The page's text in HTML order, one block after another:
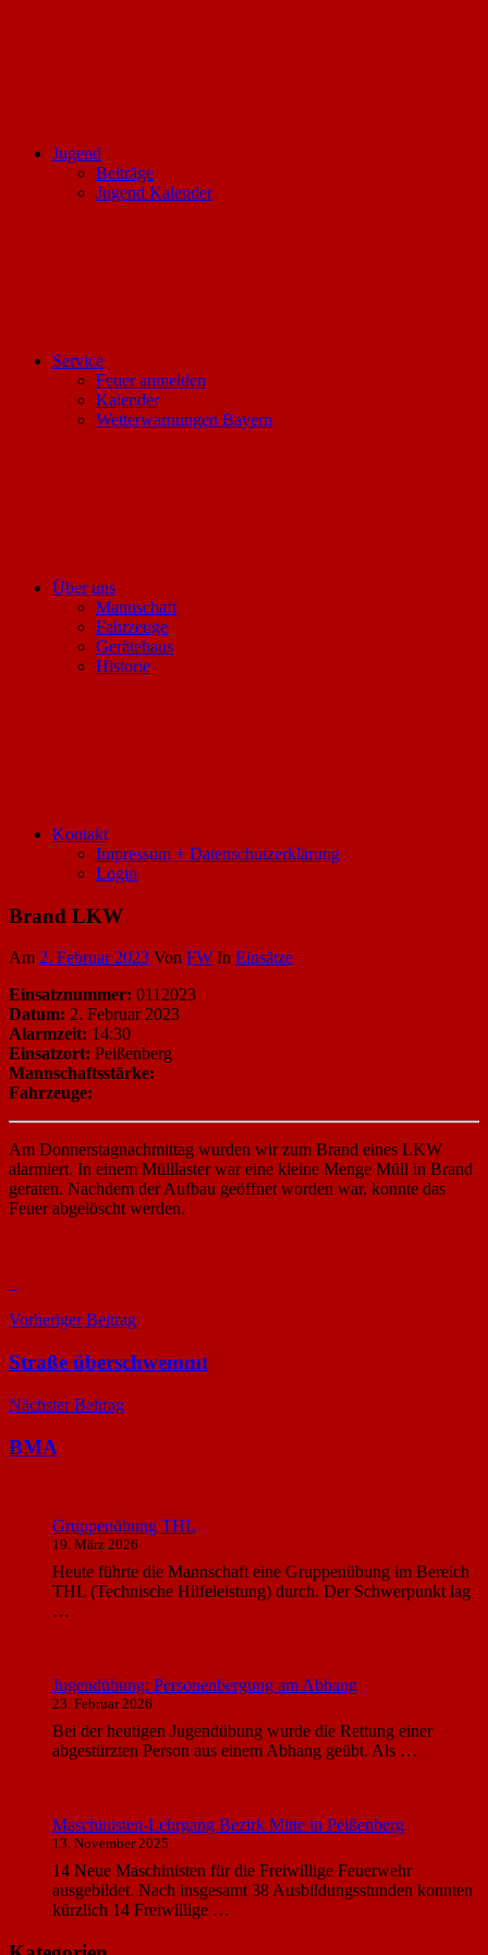
Jugend
Beiträge
Jugend Kalender
Service
Feuer anmelden
Kalender
Wetterwarnungen Bayern
Über uns
Mannschaft
Fahrzeuge
Gerätehaus
Historie
Kontakt
Impressum + Datenschutzerklärung
Login
Brand LKW
Am 2. Februar 2023 Von FW In Einsätze
Einsatznummer: 0112023
Datum: 2. Februar 2023
Alarmzeit: 14:30
Einsatzort: Peißenberg
Mannschaftsstärke:
Fahrzeuge:
Am Donnerstagnachmittag wurden wir zum Brand eines LKW
alarmiert. In einem Mülllaster war eine kleine Menge Müll in Brand
geraten. Nachdem der Aufbau geöffnet worden war, konnte das
Feuer abgelöscht werden.
Beitragsnavigation
Vorheriger Beitrag
Straße überschwemmt
Nächster Beitrag
BMA
Gruppenübung THL
19. März 2026
Heute führte die Mannschaft eine Gruppenübung im Bereich
THL (Technische Hilfeleistung) durch. Der Schwerpunkt lag
…
Jugendübung: Personenbergung am Abhang
23. Februar 2026
Bei der heutigen Jugendübung wurde die Rettung einer
abgestürzten Person aus einem Abhang geübt. Als …
Maschinisten-Lehrgang Bezirk Mitte in Peißenberg
13. November 2025
14 Neue Maschinisten für die Freiwillige Feuerwehr
ausgebildet. Nach insgesamt 38 Ausbildungsstunden konnten
kürzlich 14 Freiwillige …